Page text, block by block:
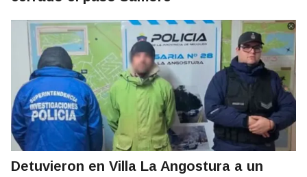
Detuvieron en Villa La Angostura a un